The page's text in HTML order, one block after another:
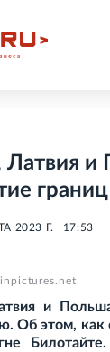
Латвия и
2023 Г. 17:53
и
Об этом, как